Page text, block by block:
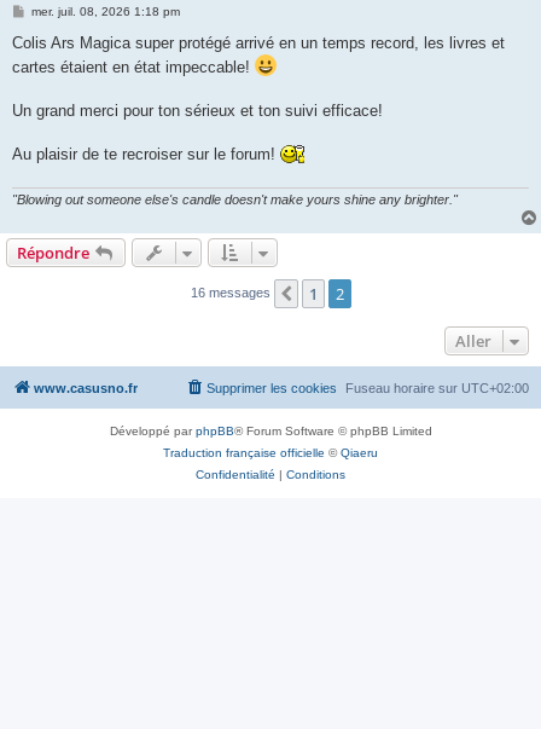
M
s
a
mer. juil. 08, 2026 1:18 pm
Colis Ars Magica super protégé arrivé en un temps record, les livres et
cartes étaient en état impeccable!
Un grand merci pour ton sérieux et ton suivi efficace!
Au plaisir de te recroiser sur le forum!
"Blowing out someone else's candle doesn't make yours shine any brighter."
Répondre
16 messages Précédent
1 2
Aller
www.casusno.fr Fuseau horaire sur UTC+02:00
Supprimer les cookies
Développé parphpBB® Forum Software © phpBB Limited
Traduction française officielle ©Qiaeru
Confidentialité | Conditions